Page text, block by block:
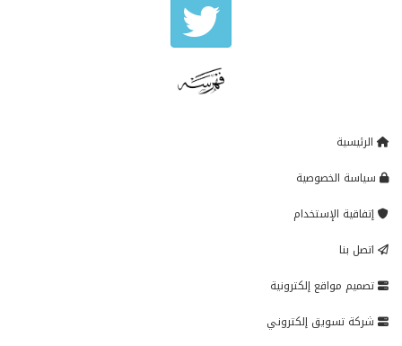
الرئيسية
سياسة الخصوصية
إتفاقية الإستخدام
اتصل بنا
تصميم مواقع إلكترونية
شركة تسويق إلكتروني